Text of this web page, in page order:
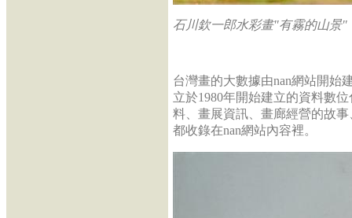
石川欽一郎水彩畫"有霧的山景"
台灣畫的大數據由nan網站開始
立於1980年開始建立的資料數
料、畫展資訊、畫廊經營的故
都收錄在nan網站內容裡。